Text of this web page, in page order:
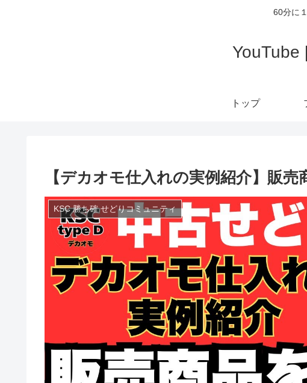
60分に
YouTube
トップ
【デカオモ仕入れの実例紹介】販
KSC 勝ち確 せどりコミュニティ